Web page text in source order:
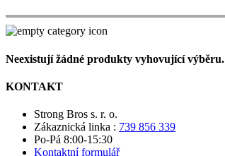
Neexistují žádné produkty vyhovující výběru.
KONTAKT
Strong Bros s. r. o.
Zákaznická linka : 739 856 339
Po-Pá 8:00-15:30
Kontaktní formulář